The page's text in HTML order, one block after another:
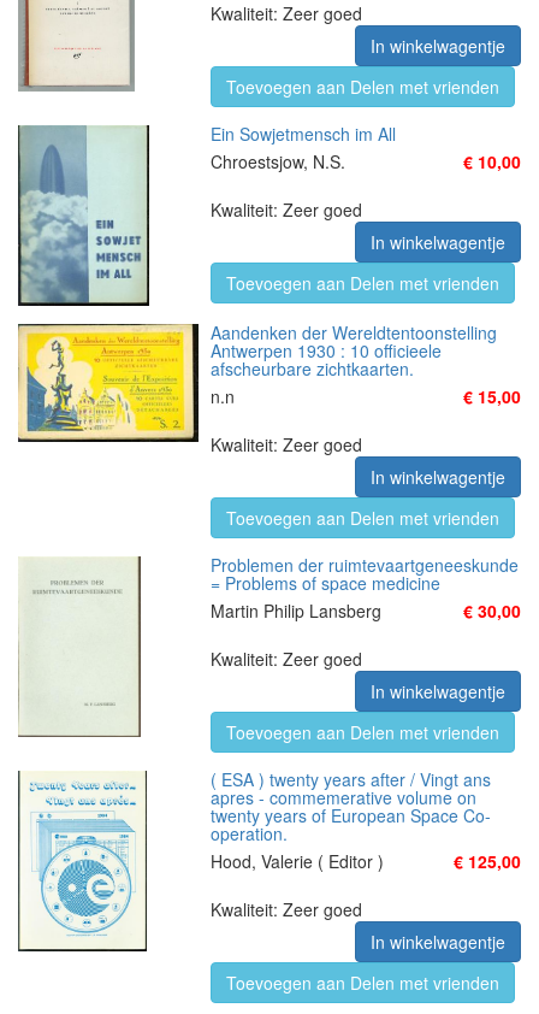
Kwaliteit: Zeer goed
In winkelwagentje
Toevoegen aan Delen met vrienden
Ein Sowjetmensch im All
Chroestsjow, N.S.
€ 10,00
Kwaliteit: Zeer goed
In winkelwagentje
Toevoegen aan Delen met vrienden
Aandenken der Wereldtentoonstelling
Antwerpen 1930 : 10 officieele
afscheurbare zichtkaarten.
n.n
€ 15,00
Kwaliteit: Zeer goed
In winkelwagentje
Toevoegen aan Delen met vrienden
Problemen der ruimtevaartgeneeskunde
= Problems of space medicine
Martin Philip Lansberg
€ 30,00
Kwaliteit: Zeer goed
In winkelwagentje
Toevoegen aan Delen met vrienden
( ESA ) twenty years after / Vingt ans
apres - commemerative volume on
twenty years of European Space Co-
operation.
Hood, Valerie ( Editor )
€ 125,00
Kwaliteit: Zeer goed
In winkelwagentje
Toevoegen aan Delen met vrienden